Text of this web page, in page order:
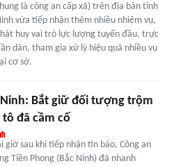
là công an cấp xã) trên địa bàn tỉnh
vừa tiếp nhận thêm nhiều nhiệm vụ,
huy vai trò lực lượng tuyến đầu, trực
dân, tham gia xử lý hiệu quả nhiều vụ
cơ sở.
Ninh: Bắt giữ đối tượng trộm
tô đã cầm cố
giờ sau khi tiếp nhận tin báo, Công an
Tiền Phong (Bắc Ninh) đã nhanh